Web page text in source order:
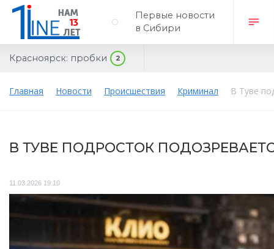
Первые новости
в Сибири
Красноярск: пробки 2
Главная Новости Происшествия Криминал В Туве
В ТУВЕ ПОДРОСТОК
11.03.2026 19:10